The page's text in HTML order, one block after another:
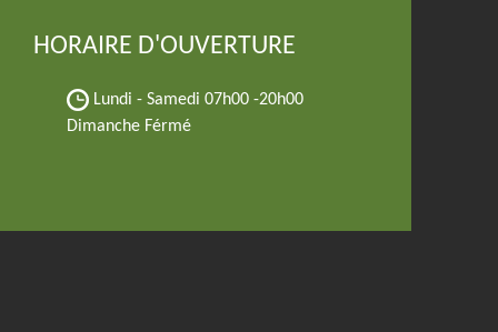
HORAIRE D'OUVERTURE
Lundi - Samedi 07h00 -20h00
Dimanche Férmé